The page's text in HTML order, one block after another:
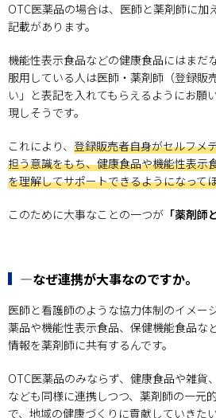
OTC医薬品の場合は、医師と薬剤師に加
記載があります。
機能性表示食品などの健康食品にはまだ
服用している人は医師・薬剤師（登録販
い」と表記を入れてもらえるようにお願
現しそうです。
これにより、 登録販売者自身がセルフメ
担う意識をもち、健康食品や機能性表示
を理解してサポートできるようになって
このために大事なことの一つが 「薬剤師
―なぜ連携が大事なのですか。
医師と看護師のような協力体制のイメー
薬品や機能性表示食品、保健機能食品な
情報を薬剤師に共有するんです。
OTC医薬品のみならず、健康食品や雑貨
なども同様に連携しつつ、薬剤師の一元
で、地域の健康づくりに貢献していきた